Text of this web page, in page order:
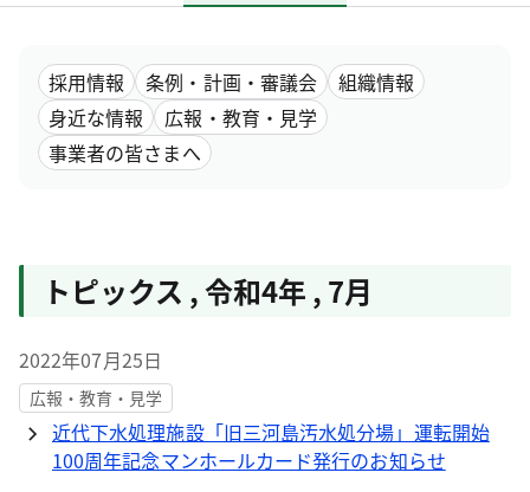
採用情報 条例・計画・審議会
組織情報
身近な情報
広報・教育・見学
事業者の皆さまへ
トピックス ,令和4年 , 7月
2022年07月25日
広報・教育・見学
近代下水処理施設「旧三河島汚水処分場」運転開始
100周年記念マンホールカード発行のお知らせ